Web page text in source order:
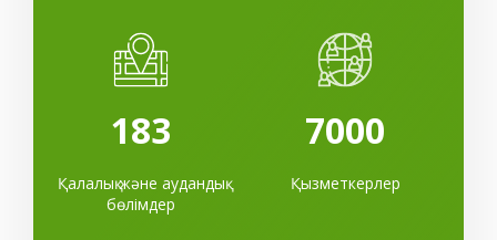
183
Қалалық және аудандық
бөлімдер
7000
Қызметкерлер